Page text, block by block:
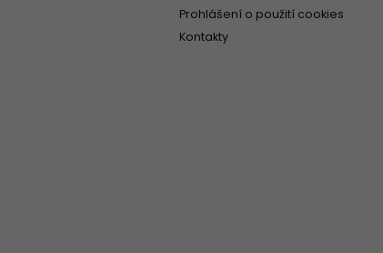
Prohlášení o použití cookies
Kontakty